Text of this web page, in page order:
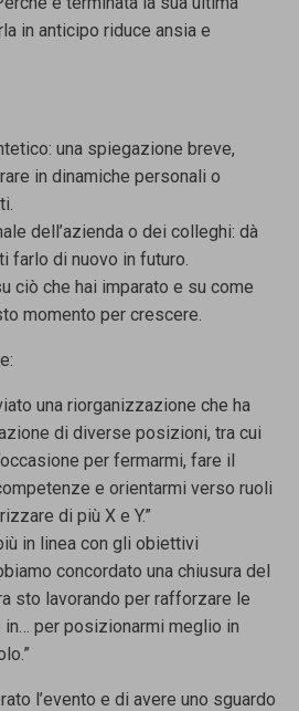
in anticipo riduce ansia e
una spiegazione breve,
in dinamiche personali o
dell’azienda o dei colleghi: dà
farlo di nuovo in futuro.
ciò che hai imparato e su come
momento per crescere.
una riorganizzazione che ha
di diverse posizioni, tra cui
per fermarmi, fare il
e orientarmi verso ruoli
di più X e Y.”
in linea con gli obiettivi
concordato una chiusura del
sto lavorando per rafforzare le
per posizionarmi meglio in
l’evento e di avere uno sguardo